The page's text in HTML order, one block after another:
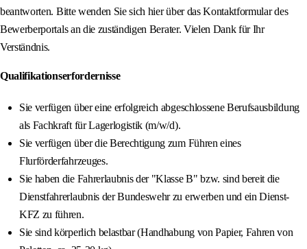
beantworten. Bitte wenden Sie sich hier über das Kontaktformular des
Bewerberportals an die zuständigen Berater. Vielen Dank für Ihr
Verständnis.
Qualifikationserfordernisse
Sie verfügen über eine erfolgreich abgeschlossene Berufsausbildung
als Fachkraft für Lagerlogistik (m/w/d).
Sie verfügen über die Berechtigung zum Führen eines
Flurförderfahrzeuges.
Sie haben die Fahrerlaubnis der "Klasse B" bzw. sind bereit die
Dienstfahrerlaubnis der Bundeswehr zu erwerben und ein Dienst-
KFZ zu führen.
Sie sind körperlich belastbar (Handhabung von Papier, Fahren von